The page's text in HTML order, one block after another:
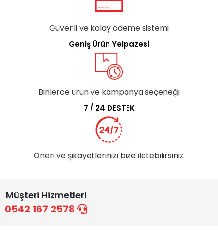
Güvenli ve kolay ödeme sistemi
Geniş Ürün Yelpazesi
Binlerce ürün ve kampanya seçeneği
7 / 24 DESTEK
Öneri ve şikayetlerinizi bize iletebilirsiniz.
Müşteri Hizmetleri
0542 167 2578